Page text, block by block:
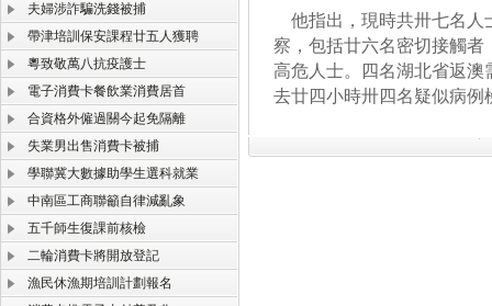
夫婦涉詐騙洗錢被捕
帶津培訓保安課程廿五人獲聘
粵致敬萬八抗疫護士
電子消費卡餐飲業消費居首
合資格外僱過關今起免隔離
失業男出售消費卡被捕
學聯冀大數據助學生選科就業
中南區工商聯籲自律減亂象
五千師生復課前核檢
二輪消費卡將開放登記
漁民休漁期培訓計劃報名
他指出，現時共卅七名人
察，包括廿六名密切接觸
高危人士。四名湖北省返
去廿四小時卅四名疑似病例